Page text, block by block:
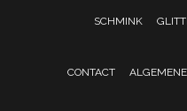
SCHMINK
CONTACT